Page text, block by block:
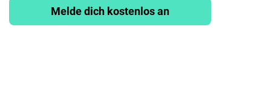
Melde dich kostenlos an